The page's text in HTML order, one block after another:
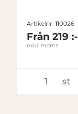
Artikelnr: 110026
Från 219 :-
exkl. moms
st